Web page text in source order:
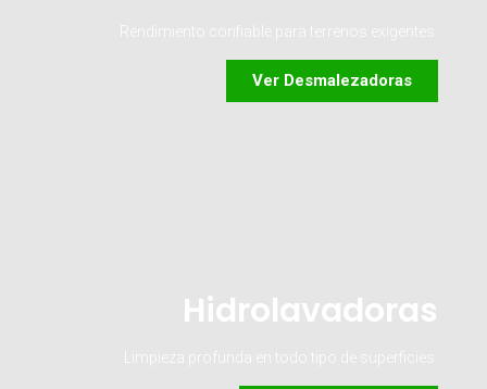
Rendimiento confiable para terrenos exigentes.
Ver Desmalezadoras
Hidrolavadoras
Limpieza profunda en todo tipo de superficies.